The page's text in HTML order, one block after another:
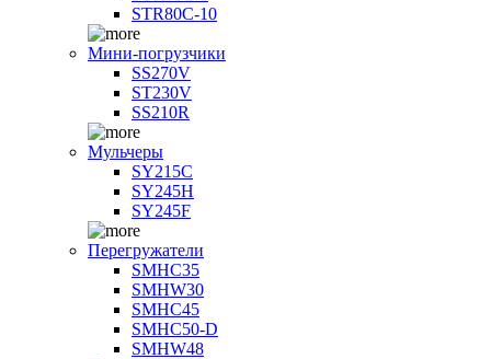
STR80C-10
Мини-погрузчики
SS270V
ST230V
SS210R
Мульчеры
SY215C
SY245H
SY245F
Перегружатели
SMHC35
SMHW30
SMHC45
SMHC50-D
SMHW48